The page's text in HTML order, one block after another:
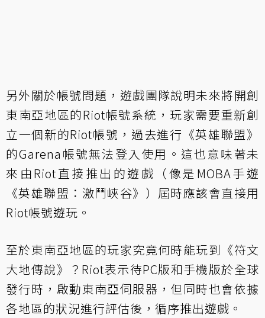
另外關於帳號問題，遊戲團隊說明未來將開創
東南亞地區的Riot帳號系統，玩家需要重新創
立一個新的Riot帳號，過去進行《英雄聯盟》
的Garena帳號無法登入使用。這也意味著未
來由Riot直接推出的遊戲（像是MOBA手遊
《英雄聯盟：激鬥峽谷》）屆時應該會直接用
Riot帳號遊玩。
至於東南亞地區的玩家究竟何時能玩到《符文
大地傳說》？Riot表示待PC版和手機版於全球
發行時，啟動東南亞伺服器，但同時也會依據
各地區的狀況進行評估後，循序推出遊戲。